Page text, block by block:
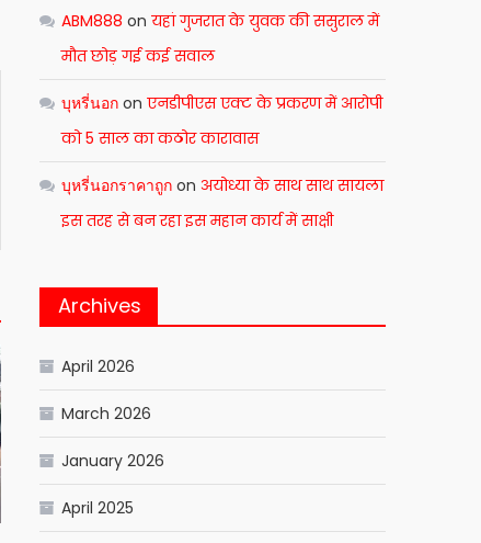
ABM888 onयहां गुजरात के युवक की ससुराल में
मौत छोड़ गई कई सवाल
บุหรี่นอก onएनडीपीएस एक्ट के प्रकरण में आरोपी
को 5 साल का कठोर कारावास
บุหรี่นอกราคาถูก on अयोध्या के साथ साथ सायला
इस तरह से बन रहा इस महान कार्य में साक्षी
Archives
April 2026
March 2026
January 2026
April 2025